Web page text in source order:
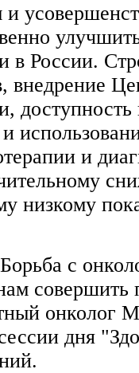
в России.
внедрение
и
низкому
с
онколог
дня